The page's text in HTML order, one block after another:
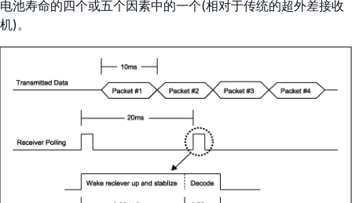
电池寿命的四个或五个因素中的一个(相对于传统的超外差接收
机)。